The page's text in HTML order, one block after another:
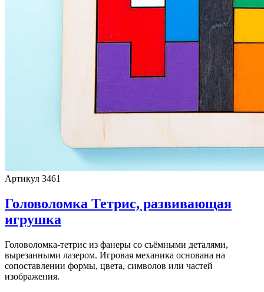
Артикул 3461
Головоломка Тетрис, развивающая
игрушка
Головоломка-тетрис из фанеры со съёмными деталями,
вырезанными лазером. Игровая механика основана на
сопоставлении формы, цвета, символов или частей
изображения.